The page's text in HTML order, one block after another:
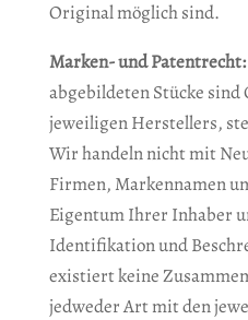
Original möglich sind.
Marken- und Patentrecht:
abgebildeten Stücke
jeweiligen Herstellers,
Wir handeln nicht mit
Firmen, Markennamen
Eigentum Ihrer Inhaber
Identifikation und
existiert keine
jedweder Art mit den